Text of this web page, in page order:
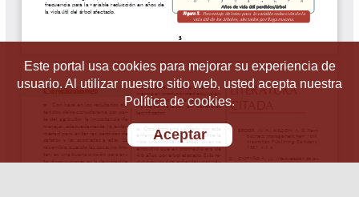
Este portal usa cookies para mejorar su experiencia de
usuario. Al utilizar nuestro sitio web, usted acepta nuestra
Política de cookies.
Aceptar